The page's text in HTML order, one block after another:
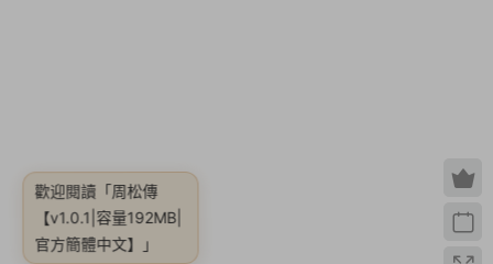
歡迎閱讀 「周松傳
【v1.0.1|容量192MB|
官方簡體中文】」